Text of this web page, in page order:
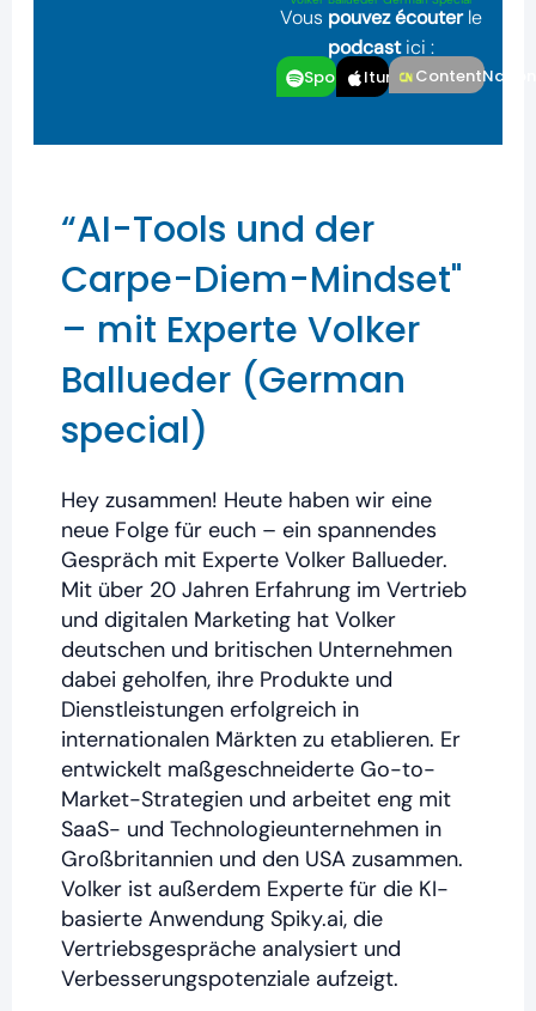
Vous pouvez écouterle
podcastici :
SpotfiyItunesContentNation
“AI-Tools und der
Carpe-Diem-Mindset"
– mit Experte Volker
Ballueder (German
special)
Hey zusammen! Heute haben wir eine
neue Folge für euch – ein spannendes
Gespräch mit Experte Volker Ballueder.
Mit über 20 Jahren Erfahrung im Vertrieb
und digitalen Marketing hat Volker
deutschen und britischen Unternehmen
dabei geholfen, ihre Produkte und
Dienstleistungen erfolgreich in
internationalen Märkten zu etablieren. Er
entwickelt maßgeschneiderte Go-to-
Market-Strategien und arbeitet eng mit
SaaS- und Technologieunternehmen in
Großbritannien und den USA zusammen.
Volker ist außerdem Experte für die KI-
basierte Anwendung Spiky.ai, die
Vertriebsgespräche analysiert und
Verbesserungspotenziale aufzeigt.